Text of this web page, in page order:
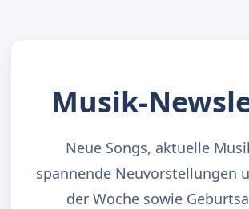
Musik-
Neue Songs, aktuelle
spannende Neuvorstellungen
der Woche sowie